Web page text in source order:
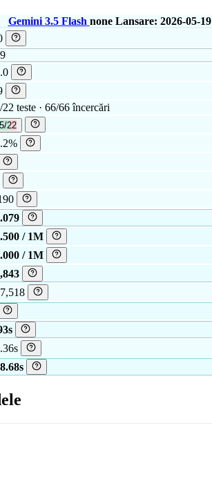
Gemini 3.5 Flash none Lansare: 2026-05-19
22 teste · 66/66 încercări
22
/ 1M
/ 1M